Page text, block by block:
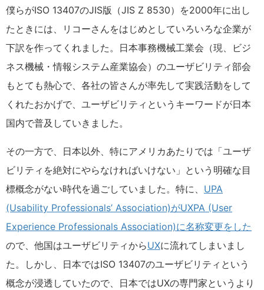
僕らがISO 13407のJIS版（JIS Z 8530）を2000年に出し
たときには、リコーさんをはじめとしていろいろな企業が
下訳を作ってくれました。日本事務機械工業会（現、ビジ
ネス機械・情報システム産業協会）のユーザビリティ部会
もとても熱心で、各社の皆さんが率先して実践活動をして
くれたおかげで、ユーザビリティというキーワードが日本
国内で普及していきました。
その一方で、日本以外、特にアメリカあたりでは「ユーザ
ビリティを絶対にやらなければいけない」という明確な目
標概念がない時代を過ごしていました。特に、 UPA
(Usability Professionals’ Association)がUXPA (User
Experience Professionals Association)に名称変更をした
ので、他国はユーザビリティからUXに流れてしまいまし
た。しかし、日本ではISO 13407のユーザビリティという
概念が浸透していたので、日本ではUXの専門家というより